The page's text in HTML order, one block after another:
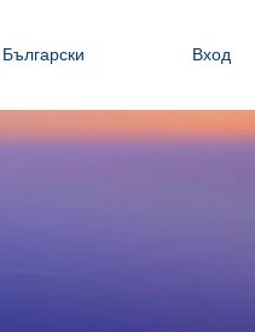
Български Вход